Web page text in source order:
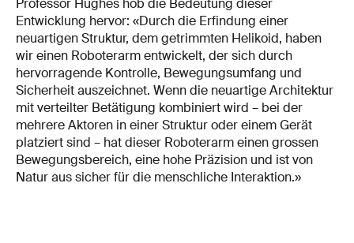
Professor Hughes hob die Bedeutung dieser
Entwicklung hervor: «Durch die Erfindung einer
neuartigen Struktur, dem getrimmten Helikoid, haben
wir einen Roboterarm entwickelt, der sich durch
hervorragende Kontrolle, Bewegungsumfang und
Sicherheit auszeichnet. Wenn die neuartige Architektur
mit verteilter Betätigung kombiniert wird – bei der
mehrere Aktoren in einer Struktur oder einem Gerät
platziert sind – hat dieser Roboterarm einen grossen
Bewegungsbereich, eine hohe Präzision und ist von
Natur aus sicher für die menschliche Interaktion.»